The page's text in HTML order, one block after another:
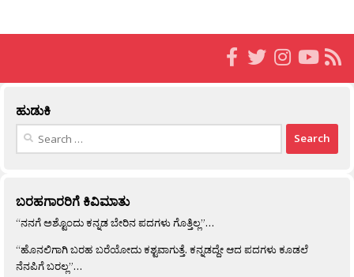
ಹುಡುಕಿ
Search
ಬರಹಗಾರರಿಗೆ ಕಿವಿಮಾತು
“ನನಗೆ ಅಶ್ಟೊಂದು ಕನ್ನಡ ಬೇರಿನ ಪದಗಳು ಗೊತ್ತಿಲ್ಲ”…
“ಹೊನಲಿಗಾಗಿ ಬರಹ ಬರೆಯೋದು ಕಶ್ಟವಾಗುತ್ತೆ. ಕನ್ನಡದ್ದೇ ಆದ ಪದಗಳು ಕೂಡಲೆ
ನೆನಪಿಗೆ ಬರಲ್ಲ”…